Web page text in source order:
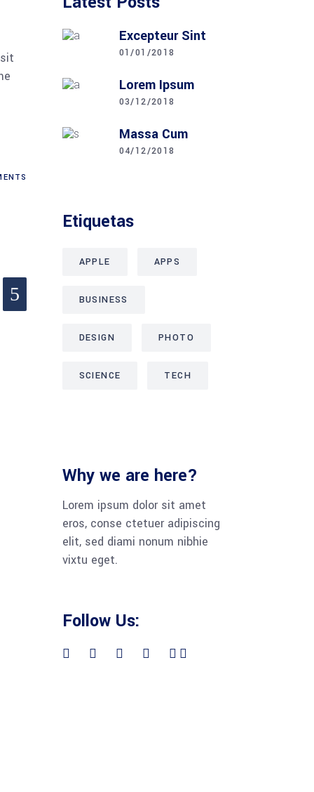
Excepteur Sint
01/01/2018
Lorem Ipsum
03/12/2018
Massa Cum
04/12/2018
Etiquetas
APPLE APPS
BUSINESS
DESIGN PHOTO
SCIENCE TECH
Why we are here?
Lorem ipsum dolor sit amet
eros, conse ctetuer adipiscing
elit, sed diami nonum nibhie
vixtu eget.
Follow Us: